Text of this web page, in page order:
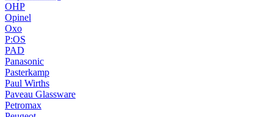
OHP
Opinel
Oxo
P:OS
PAD
Panasonic
Pasterkamp
Paul Wirths
Paveau Glassware
Petromax